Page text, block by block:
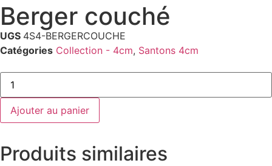
Berger couché
UGS 4S4-BERGERCOUCHE
Catégories Collection - 4cm, Santons 4cm
Ajouter au panier
Produits similaires